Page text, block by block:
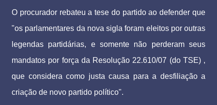
O procurador rebateu a tese do partido ao defender que
"os parlamentares da nova sigla foram eleitos por outras
legendas partidárias, e somente não perderam seus
mandatos por força da Resolução 22.610/07 (do TSE) ,
que considera como justa causa para a desfiliação a
criação de novo partido político".